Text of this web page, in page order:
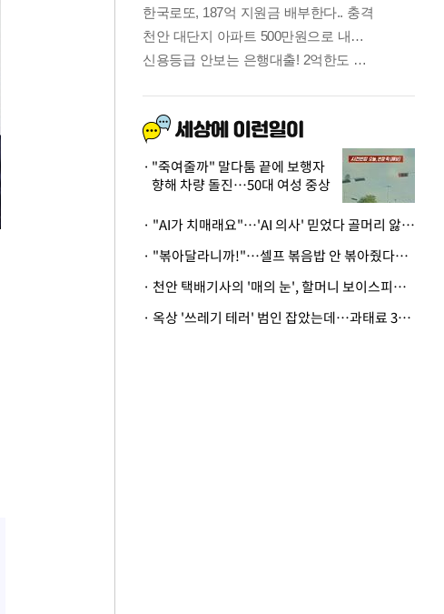
"죽여줄까" 말다툼 끝에 보행자
향해 차량 돌진…50대 여성 중상
· "AI가 치매래요"…'AI 의사' 믿었다 골머리 앓는 美 의료계 '경고'
· "볶아달라니까!"…셀프 볶음밥 안 볶아줬다고 사장 폭행한 손님
· 천안 택배기사의 '매의 눈', 할머니 보이스피싱 피해 막아
· 옥상 '쓰레기 테러' 범인 잡았는데…과태료 3만원 처분에 숙박업주 허탈